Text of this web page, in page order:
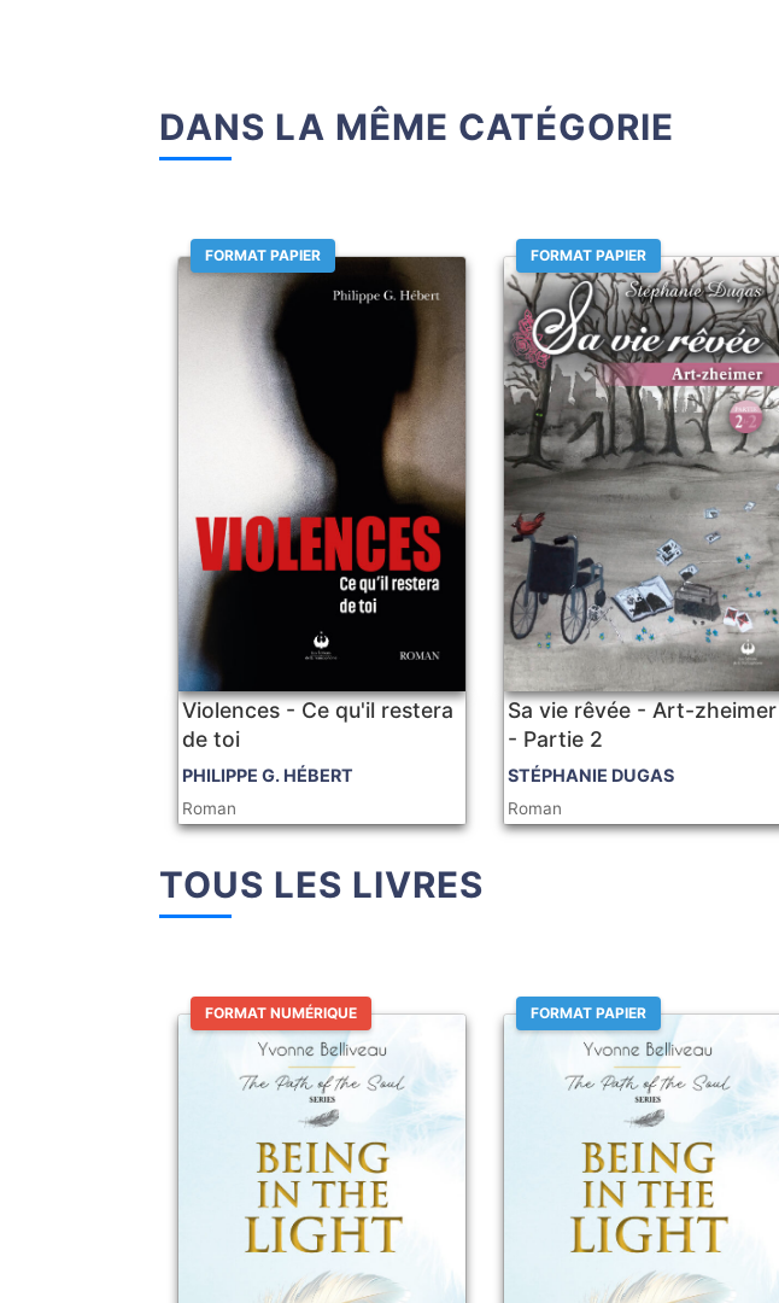
DANS LA MÊME CATÉGORIE
FORMAT PAPIER
Violences - Ce qu'il restera
de toi
PHILIPPE G. HÉBERT
Roman
FORMAT PAPIER
Sa vie rêvée - Art-zheimer
- Partie 2
STÉPHANIE DUGAS
Roman
TOUS LES LIVRES
FORMAT NUMÉRIQUE FORMAT PAPIER